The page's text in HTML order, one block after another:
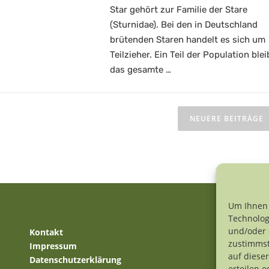
Um
und/oder
auf
Star gehört zur Familie der Stare
(Sturnidae). Bei den in Deutschland
brütenden Staren handelt es sich um
Teilzieher. Ein Teil der Population
das gesamte …
NEUERE BEITRÄGE
Kontakt
Impressum
Datenschutzerklärung